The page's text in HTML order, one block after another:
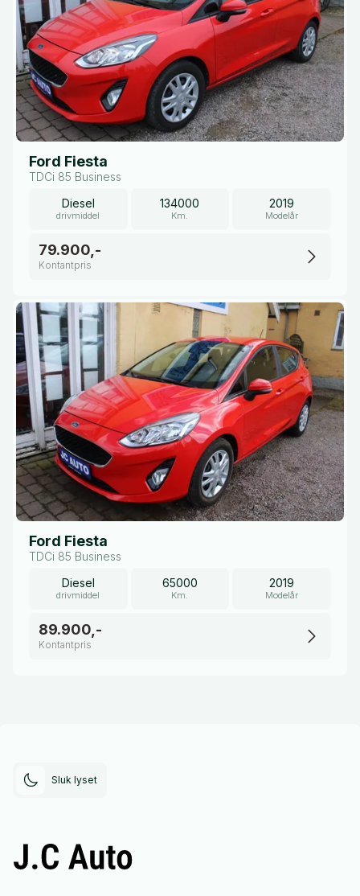
Ford Fiesta
TDCi 85 Business
Diesel
drivmiddel
134000
Km.
2019
Modelår
79.900,-
Kontantpris
Ford Fiesta
TDCi 85 Business
Diesel
drivmiddel
65000
Km.
2019
Modelår
89.900,-
Kontantpris
Sluk lyset